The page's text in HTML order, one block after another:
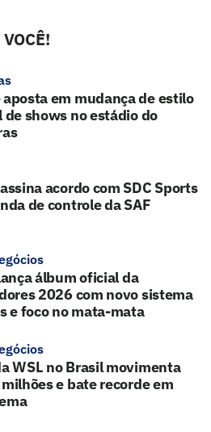
em mudança de estilo
de shows no estádio do
acordo com SDC Sports
de controle da SAF
álbum oficial da
2026 com novo sistema
e foco no mata-mata
WSL no Brasil movimenta
e bate recorde em